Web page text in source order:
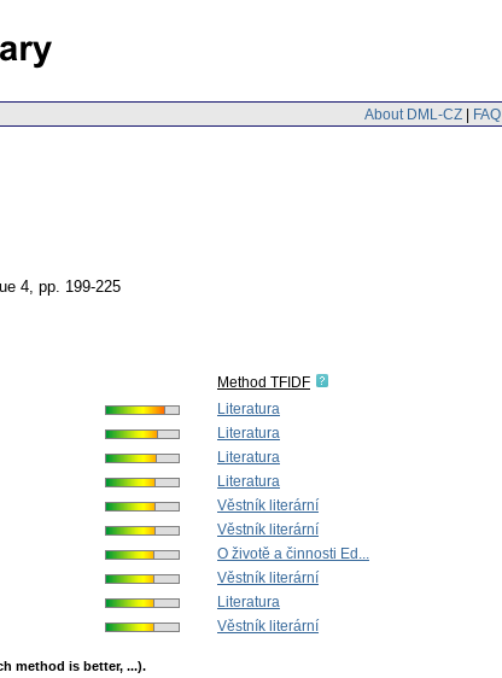
About DML-CZ | FAQ
4, pp. 199-225
Method TFIDF
Literatura
Literatura
Literatura
Literatura
Věstník literární
Věstník literární
O životě a činnosti Ed...
Věstník literární
Literatura
Věstník literární
method is better, ...).